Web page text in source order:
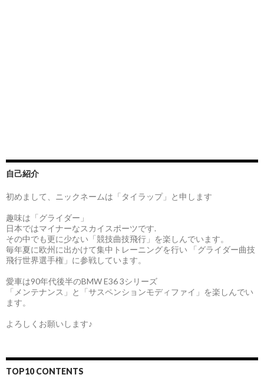
自己紹介
初めまして、ニックネームは「タイラップ」と申します
趣味は「グライダー」
日本ではマイナーなスカイスポーツです.
その中でも更に少ない「競技曲技飛行」を楽しんでいます。
毎年夏に欧州に出かけて集中トレーニングを行い 「グライダー曲技
飛行世界選手権」に参戦しています。
愛車は90年代後半のBMW E36 3シリーズ
「メンテナンス」と「サスペンションモディファイ」を楽しんでい
ます。
よろしくお願いします♪
TOP10 CONTENTS